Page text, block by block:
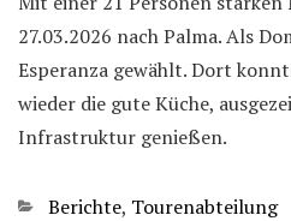
27.03.2026 nach Palma. Als
Esperanza gewählt. Dort
wieder die gute Küche,
Infrastruktur genießen.
Kategorien
Berichte, Tourenabteilung